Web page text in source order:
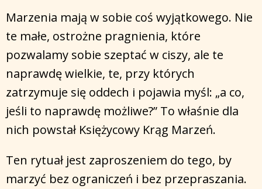
Marzenia mają w sobie coś wyjątkowego. Nie
te małe, ostrożne pragnienia, które
pozwalamy sobie szeptać w ciszy, ale te
naprawdę wielkie, te, przy których
zatrzymuje się oddech i pojawia myśl: „a co,
jeśli to naprawdę możliwe?” To właśnie dla
nich powstał Księżycowy Krąg Marzeń.
Ten rytuał jest zaproszeniem do tego, by
marzyć bez ograniczeń i bez przepraszania.